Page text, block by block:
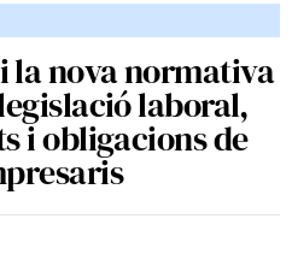
la nova normativa
laboral,
i obligacions de